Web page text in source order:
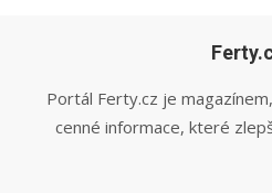
Portál Ferty.cz je
cenné informace, které